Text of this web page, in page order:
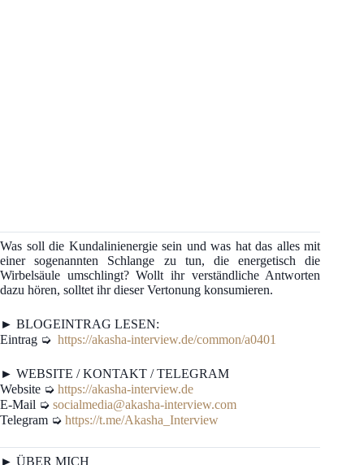
Was soll die Kundalinienergie sein und was hat das alles mit
einer sogenannten Schlange zu tun, die energetisch die
Wirbelsäule umschlingt? Wollt ihr verständliche Antworten
dazu hören, solltet ihr dieser Vertonung konsumieren.
► BLOGEINTRAG LESEN:
Eintrag ➭ https://akasha-interview.de/common/a0401
► WEBSITE / KONTAKT / TELEGRAM
Website ➭ https://akasha-interview.de
E-Mail ➭ socialmedia@akasha-interview.com
Telegram ➭ https://t.me/Akasha_Interview
► ÜBER MICH